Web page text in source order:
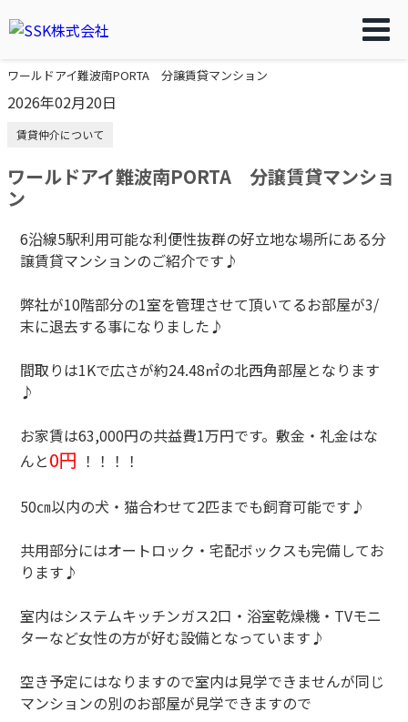
ワールドアイ難波南PORTA 分譲賃貸マンション
2026年02月20日
賃貸仲介について
ワールドアイ難波南PORTA 分譲賃貸マンショ
ン
6沿線5駅利用可能な利便性抜群の好立地な場所にある分
譲賃貸マンションのご紹介です♪
弊社が10階部分の1室を管理させて頂いてるお部屋が3/
末に退去する事になりました♪
間取りは1Kで広さが約24.48㎡の北西角部屋となります
♪
お家賃は63,000円の共益費1万円です。敷金・礼金はな
んと0円 ！！！！
50㎝以内の犬・猫合わせて2匹までも飼育可能です♪
共用部分にはオートロック・宅配ボックスも完備してお
ります♪
室内はシステムキッチンガス2口・浴室乾燥機・TVモニ
ターなど女性の方が好む設備となっています♪
空き予定にはなりますので室内は見学できませんが同じ
マンションの別のお部屋が見学できますので